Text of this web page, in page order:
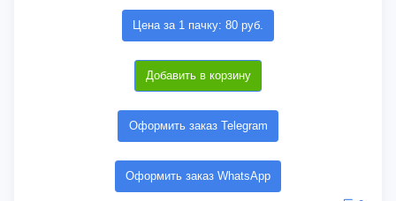
Цена за 1 пачку: 80 руб.
Добавить в корзину
Оформить заказ Telegram
Оформить заказ WhatsApp